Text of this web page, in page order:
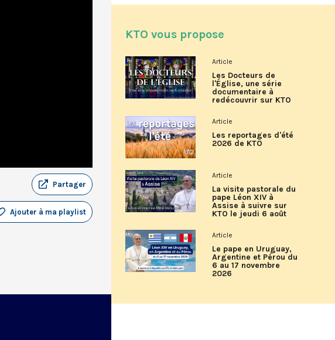
Partager
Ajouter à ma playlist
KTO vous propose
Article
Les Docteurs de
l'Église, une série
documentaire à
redécouvrir sur KTO
Article
Les reportages d'été
2026 de KTO
Article
La visite pastorale du
pape Léon XIV à
Assise à suivre sur
KTO le jeudi 6 août
Article
Le pape en Uruguay,
Argentine et Pérou du
6 au 17 novembre
2026